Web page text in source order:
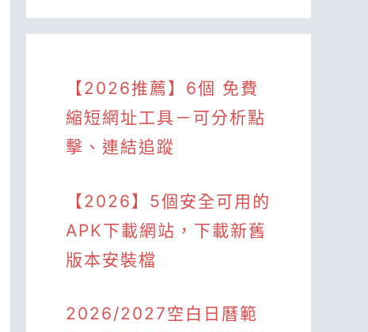
【2026推薦】6個 免費
縮短網址工具－可分析點
擊、連結追蹤
【2026】5個安全可用的
APK下載網站，下載新舊
版本安裝檔
2026/2027空白日曆範